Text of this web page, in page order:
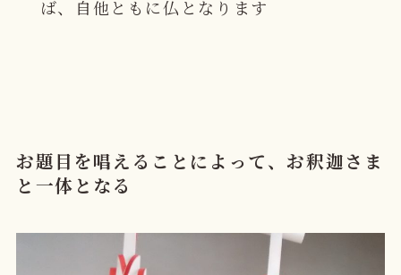
ば、自他ともに仏となります
お題目を唱えることによって、お釈迦さま
と一体となる